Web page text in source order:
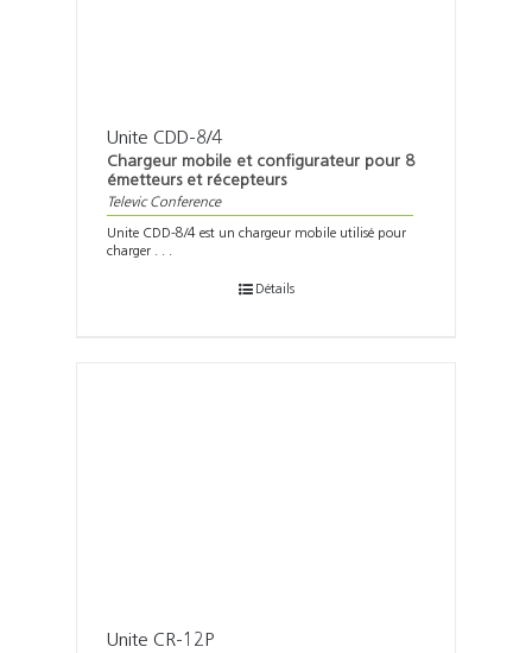
Unite CDD-8/4
Chargeur mobile et configurateur pour 8
émetteurs et récepteurs
Televic Conference
Unite CDD-8/4 est un chargeur mobile utilisé pour
charger . . .
Détails
Unite CR-12P